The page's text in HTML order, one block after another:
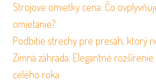
Strojove omietky cena: Čo
omietanie?
Podbitie strechy pre presah, ktorý
Zimná záhrada: Elegantné
celého roka